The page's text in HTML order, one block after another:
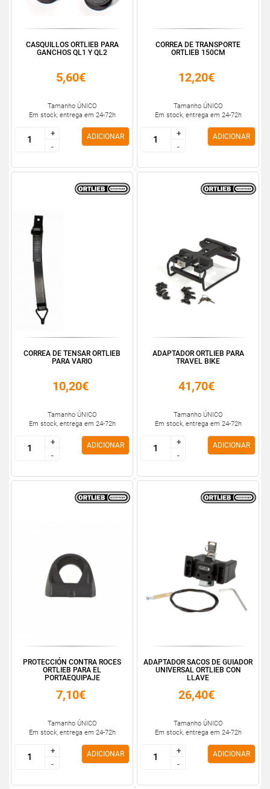
CASQUILLOS ORTLIEB PARA
GANCHOS QL1 Y QL2
5,60€
Tamanho ÚNICO
Em stock, entrega em 24-72h
+
-
+
-
ADICIONAR
CORREA DE TRANSPORTE
ORTLIEB 150CM
12,20€
Tamanho ÚNICO
Em stock, entrega em 24-72h
+
-
+
-
ADICIONAR
CORREA DE TENSAR ORTLIEB
PARA VARIO
10,20€
Tamanho ÚNICO
Em stock, entrega em 24-72h
+
-
+
-
ADICIONAR
ADAPTADOR ORTLIEB PARA
TRAVEL BIKE
41,70€
Tamanho ÚNICO
Em stock, entrega em 24-72h
+
-
+
-
ADICIONAR
PROTECCIÓN CONTRA ROCES
ORTLIEB PARA EL
PORTAEQUIPAJE
7,10€
Tamanho ÚNICO
Em stock, entrega em 24-72h
+
-
+
-
ADICIONAR
ADAPTADOR SACOS DE GUIADOR
UNIVERSAL ORTLIEB CON
LLAVE
26,40€
Tamanho ÚNICO
Em stock, entrega em 24-72h
+
-
+
-
ADICIONAR